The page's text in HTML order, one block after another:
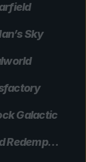
Sky
Galactic
Red Dead Redemption 2